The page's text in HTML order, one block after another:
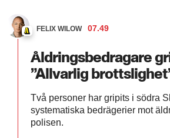
FELIX WILOW 07.49
Åldringsbedragare
”Allvarlig
Två personer har gripits i södra
systematiska bedrägerier mot
polisen.